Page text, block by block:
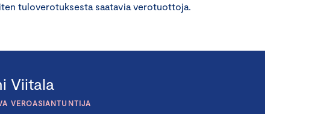
tuloverotuksesta saatavia verotuottoja.
Viitala
VEROASIANTUNTIJA